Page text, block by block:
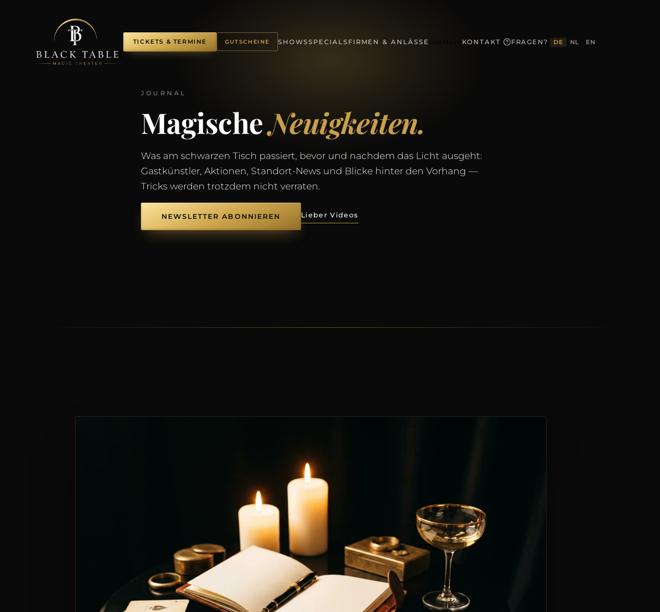
TICKETS & TERMINE GUTSCHEINE SHOWSSPECIALS FIRMEN & ANLÄSSE KONTAKT FRAGEN? DE NL EN
JOURNAL
MagischeNeuigkeiten.
Was am schwarzen Tisch passiert, bevor und nachdem das Licht ausgeht:
Gastkünstler, Aktionen, Standort-News und Blicke hinter den Vorhang —
Tricks werden trotzdem nicht verraten.
NEWSLETTER ABONNIEREN Lieber Videos